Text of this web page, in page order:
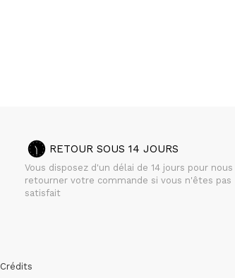
RETOUR SOUS 14 JOURS
Vous disposez d'un délai de 14 jours pour nous
retourner votre commande si vous n'êtes pas
satisfait
Crédits